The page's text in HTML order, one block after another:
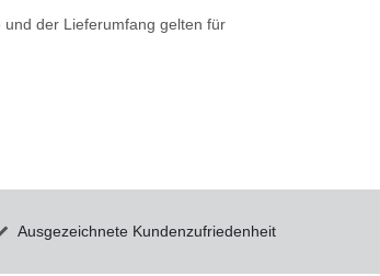
der Lieferumfang gelten für
Ausgezeichnete Kundenzufriedenheit